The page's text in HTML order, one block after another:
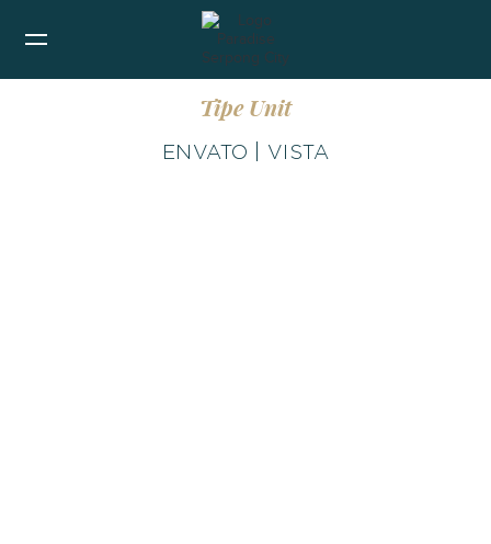
Tipe Unit
ENVATO | VISTA